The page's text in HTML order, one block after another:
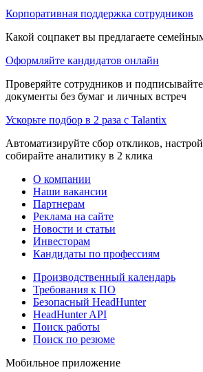
Корпоративная поддержка сотрудников
Какой соцпакет вы предлагаете
Оформляйте кандидатов онлайн
Проверяйте сотрудников и
документы без бумаг и личных встреч
Ускорьте подбор в 2 раза с Talantix
Автоматизируйте сбор откликов,
собирайте аналитику в 2 клика
О компании
Наши вакансии
Партнерам
Реклама на сайте
Новости и статьи
Инвесторам
Кандидаты по профессиям
Производственный календарь
Требования к ПО
Безопасный HeadHunter
HeadHunter API
Поиск работы
Поиск по резюме
Мобильное приложение